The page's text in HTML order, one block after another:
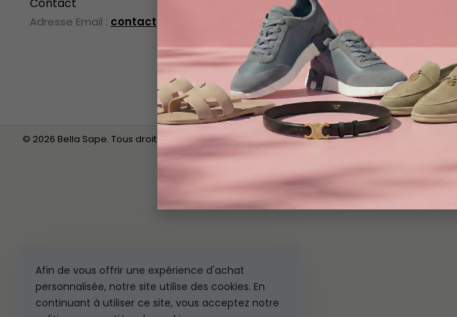
Adresse Email : contact@bsbella.com
Pour Enfant
Pré Livraison
Suivi de commandes
© 2026 Bella Sape. Tous droits réservés.
Afin de vous offrir une expérience d'achat
personnalisée, notre site utilise des cookies. En
continuant à utiliser ce site, vous acceptez notre